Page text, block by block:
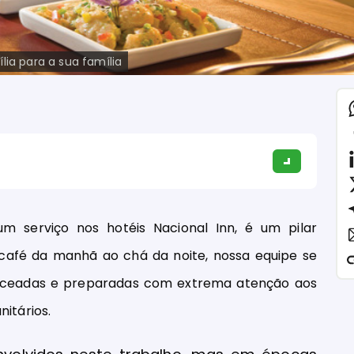
para a sua família
serviço nos hotéis Nacional Inn, é um pilar
da manhã ao chá da noite, nossa equipe se
e preparadas com extrema atenção aos